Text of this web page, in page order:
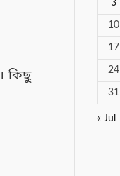
কিছু
3
10
17
24
31
« Jul